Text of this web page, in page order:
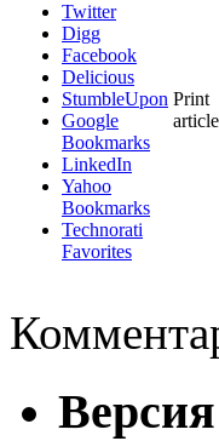
Twitter
Digg
Facebook
Delicious
StumbleUpon
Google
Bookmarks
LinkedIn
Yahoo
Bookmarks
Technorati
Favorites
Print
article